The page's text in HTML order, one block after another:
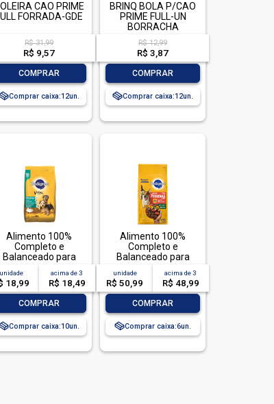
CAO PRIME
FORRADA-GDE
R$ 31,99
R$ 9,57
COMPRAR
Comprar caixa:12
BRINQ BOLA P/CAO
PRIME FULL-UN
BORRACHA
R$ 12,99
R$ 3,87
COMPRAR
Comprar caixa:12
Alimento 100%
Completo e
Balanceado para
Cães Adultos Raças
Minis e Pequenas
Carne e Vegetais
Pedigree Pacote
900g
unidade
18,99
acima de3
R$ 18,49
COMPRAR
Comprar caixa:10
Alimento 100%
Completo e
Balanceado para
Cães Adultos Raças
Minis e Pequenas
Carne e Vegetais
Pedigree Pacote
2,7kg
unidade
R$ 50,99
acima de3
R$ 48,99
COMPRAR
Comprar caixa:6